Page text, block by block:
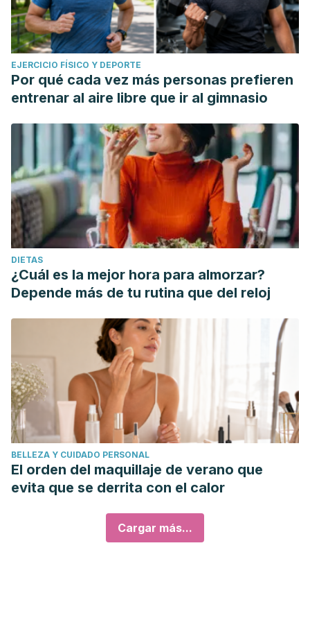
EJERCICIO FÍSICO Y DEPORTE
Por qué cada vez más personas prefieren
entrenar al aire libre que ir al gimnasio
DIETAS
¿Cuál es la mejor hora para almorzar?
Depende más de tu rutina que del reloj
BELLEZA Y CUIDADO PERSONAL
El orden del maquillaje de verano que
evita que se derrita con el calor
Cargar más...